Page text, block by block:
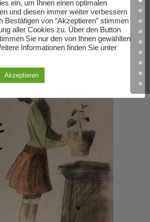
ein, um Ihnen einen optimalen
und diesen immer weiter verbessern
Bestätigen von “Akzeptieren” stimmen
aller Cookies zu. Über den Button
Sie nur den von Ihnen gewählten
Informationen finden Sie unter
Akzeptieren